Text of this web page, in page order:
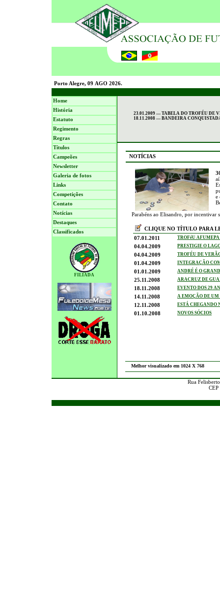
Porto Alegre, 09 AGO 2026.
Home
História
Estatuto
Regimento
Regras
Títulos
Campeões
Newsletter
Galeria de fotos
Links
Competições
Contato
Notícias
Destaques
Classificados
FILIADA
23.01.2009 — TABELA DO TROFÉU DE
18.11.2008 — BANDEIRA
NOTÍCIAS
e
Parabéns ao Elisandro, por incentivar
CLIQUE NO TÍTULO PARA
07.01.2011
TROFéU AFUMEPA
04.04.2009 PRESTIGIE O
04.04.2009 TROFÉU DE
01.04.2009 INTEGRAÇÃO
01.01.2009 ANDRÉ É O
25.11.2008 ARACRUZ DE
18.11.2008 EVENTO DOS 29
14.11.2008 A EMOÇÃO DE
12.11.2008 ESTÁ CHEGANDO
01.10.2008 NOVOS SÓCIOS
Melhor visualizado em 1024 X 768
Rua